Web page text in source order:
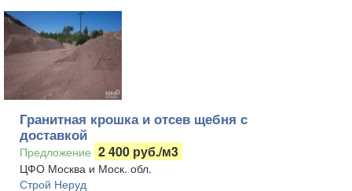
Гранитная крошка и отсев щебня с
доставкой
Предложение 2 400 руб./м3
ЦФО Москва и Моск. обл.
Строй Неруд